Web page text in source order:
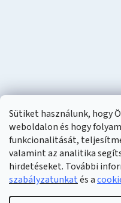
Sütiket használunk, hogy
weboldalon és hogy
funkcionalitását,
valamint az analitika
hirdetéseket. További
szabályzatunkatés a